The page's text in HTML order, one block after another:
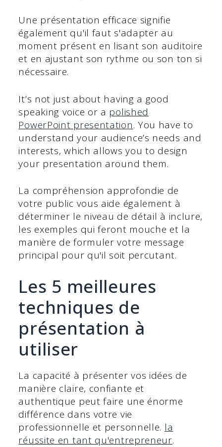
Une présentation efficace signifie
également qu'il faut s'adapter au
moment présent en lisant son auditoire
et en ajustant son rythme ou son ton si
nécessaire.
It’s not just about having a good
speaking voice or a polished
PowerPoint presentation. You have to
understand your audience’s needs and
interests, which allows you to design
your presentation around them.
La compréhension approfondie de
votre public vous aide également à
déterminer le niveau de détail à inclure,
les exemples qui feront mouche et la
manière de formuler votre message
principal pour qu'il soit percutant.
Les 5 meilleures
techniques de
présentation à
utiliser
La capacité à présenter vos idées de
manière claire, confiante et
authentique peut faire une énorme
différence dans votre vie
professionnelle et personnelle. la
réussite en tant qu'entrepreneur.